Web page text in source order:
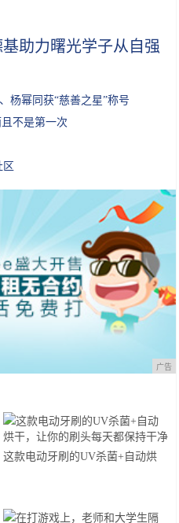
，小学生不乐意了：不懂得欣赏
助力曙光学子从自强
杨幂同获“慈善之星”称号
不是第一次
广告
这款电动牙刷的UV杀菌+自动烘